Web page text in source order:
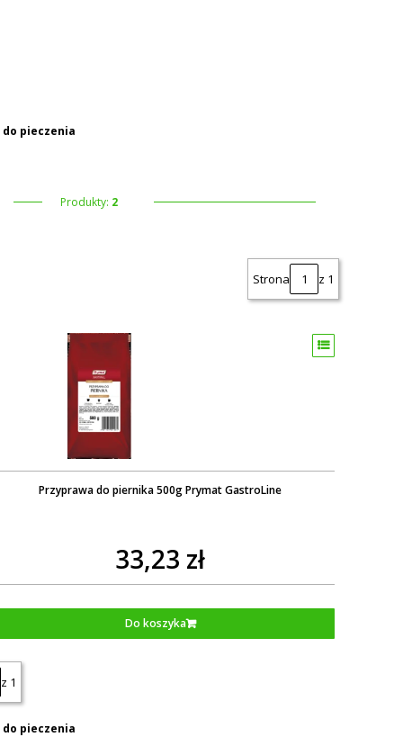
pieczenia
Produkty: 2
Strona z 1
Przyprawa do piernika 500g Prymat GastroLine
33,23 zł
Do koszyka
z 1
pieczenia